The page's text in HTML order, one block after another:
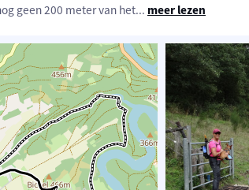
geen 200 meter van het... meer lezen